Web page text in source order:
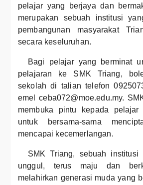
pelajar yang berjaya dan
merupakan sebuah institusi
pembangunan masyarakat
secara keseluruhan.
Bagi pelajar yang berminat
pelajaran ke SMK Triang,
sekolah di talian telefon
emel ceba072@moe.edu.my.
membuka pintu kepada pelajar
untuk bersama-sama
mencapai kecemerlangan.
SMK Triang, sebuah institusi
unggul, terus maju dan
melahirkan generasi muda yang